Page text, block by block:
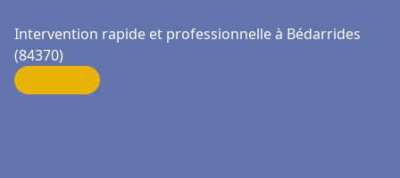
Intervention rapide et professionnelle à Bédarrides
(84370)